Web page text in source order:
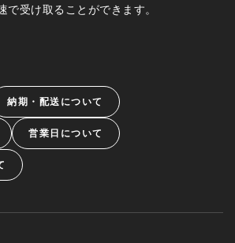
で受け取ることができます。
納期・配送について
営業日について